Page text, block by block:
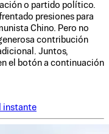
o partido político.
presiones para
Chino. Pero no
contribución
Juntos,
el botón a continuación
instante